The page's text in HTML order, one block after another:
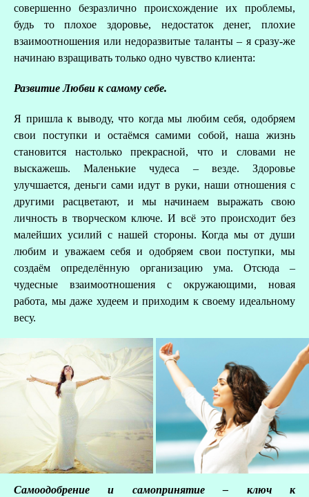
совершенно безразлично происхождение их проблемы,
будь то плохое здоровье, недостаток денег, плохие
взаимоотношения или недоразвитые таланты – я сразу-же
начинаю взращивать только одно чувство клиента:
Развитие Любви к самому себе.
Я пришла к выводу, что когда мы любим себя, одобряем
свои поступки и остаёмся самими собой, наша жизнь
становится настолько прекрасной, что и словами не
выскажешь. Маленькие чудеса – везде. Здоровье
улучшается, деньги сами идут в руки, наши отношения с
другими расцветают, и мы начинаем выражать свою
личность в творческом ключе. И всё это происходит без
малейших усилий с нашей стороны. Когда мы от души
любим и уважаем себя и одобряем свои поступки, мы
создаём определённую организацию ума. Отсюда –
чудесные взаимоотношения с окружающими, новая
работа, мы даже худеем и приходим к своему идеальному
весу.
Самоодобрение и самопринятие – ключ к